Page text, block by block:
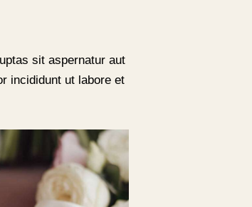
sit aspernatur aut
incididunt ut labore et